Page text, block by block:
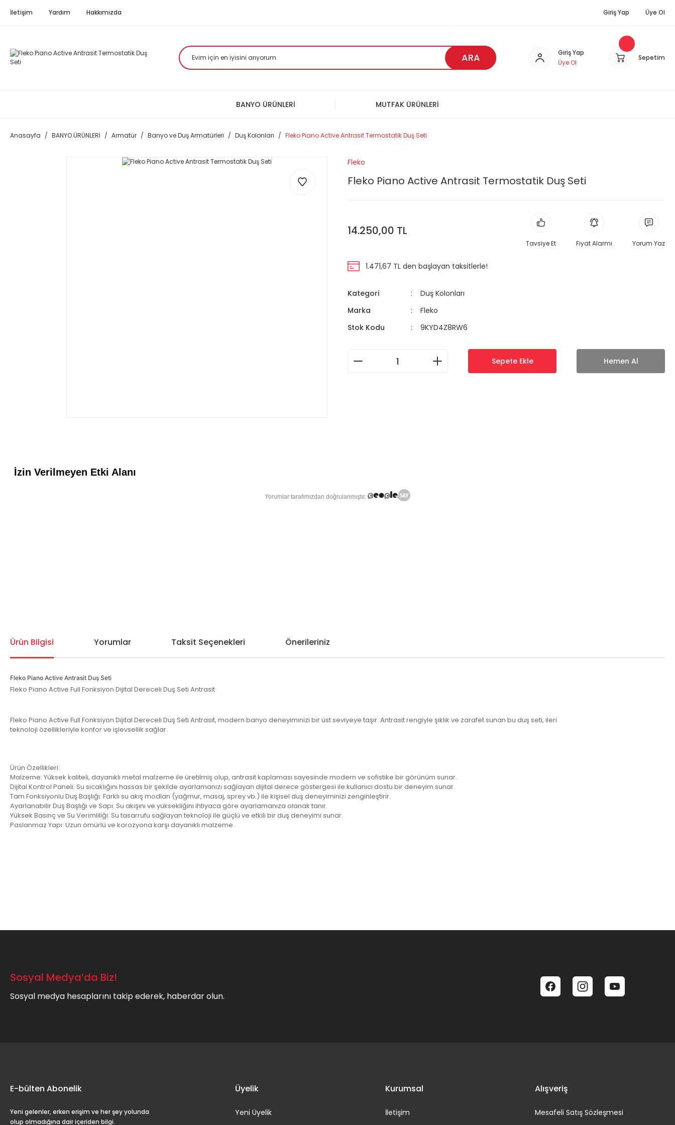
İletişim Yardım Hakkımızda Giriş Yap Üye Ol
ARA
Giriş Yap
Üye Ol
Sepetim
BANYO ÜRÜNLERİ MUTFAK ÜRÜNLERİ
Anasayfa BANYO ÜRÜNLERİ Armatür Banyo ve Duş Armatürleri Duş Kolonları Fleko Piano Active Antrasit Termostatik Duş Seti
Fleko
Fleko Piano Active Antrasit Termostatik Duş Seti
14.250,00 TL
Tavsiye Et Fiyat Alarmı Yorum Yaz
1.471,67 TL den başlayan taksitlerle!
Kategori
Duş Kolonları
Marka
Fleko
Stok Kodu
9KYD4Z8RW6
Sepete Ekle Hemen Al
Ürün Bilgisi Yorumlar Taksit Seçenekleri Önerileriniz
Fleko Piano Active Antrasit Duş Seti
Fleko Piano Active Full Fonksiyon Dijital Dereceli Duş Seti Antrasit
Fleko Piano Active Full Fonksiyon Dijital Dereceli Duş Seti Antrasit, modern banyo deneyiminizi bir üst seviyeye taşır. Antrasit rengiyle şıklık ve zarafet sunan bu duş seti, ileri
teknoloji özellikleriyle konfor ve işlevsellik sağlar.
Ürün Özellikleri:
Malzeme: Yüksek kaliteli, dayanıklı metal malzeme ile üretilmiş olup, antrasit kaplaması sayesinde modern ve sofistike bir görünüm sunar.
Dijital Kontrol Paneli: Su sıcaklığını hassas bir şekilde ayarlamanızı sağlayan dijital derece göstergesi ile kullanıcı dostu bir deneyim sunar.
Tam Fonksiyonlu Duş Başlığı: Farklı su akış modları (yağmur, masaj, sprey vb.) ile kişisel duş deneyiminizi zenginleştirir.
Ayarlanabilir Duş Başlığı ve Sapı: Su akışını ve yüksekliğini ihtiyaca göre ayarlamanıza olanak tanır.
Yüksek Basınç ve Su Verimliliği: Su tasarrufu sağlayan teknoloji ile güçlü ve etkili bir duş deneyimi sunar.
Paslanmaz Yapı: Uzun ömürlü ve korozyona karşı dayanıklı malzeme.
Sosyal Medya’da Biz!
Sosyal medya hesaplarını takip ederek, haberdar olun.
E-bülten Abonelik
Yeni gelenler, erken erişim ve her şey yolunda
olup olmadığına dair içeriden bilgi.
Üyelik
Yeni Üyelik
Kurumsal
İletişim
Alışveriş
Mesafeli Satış Sözleşmesi